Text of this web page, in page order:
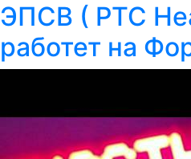
ЭПСВ ( PTC
работет на